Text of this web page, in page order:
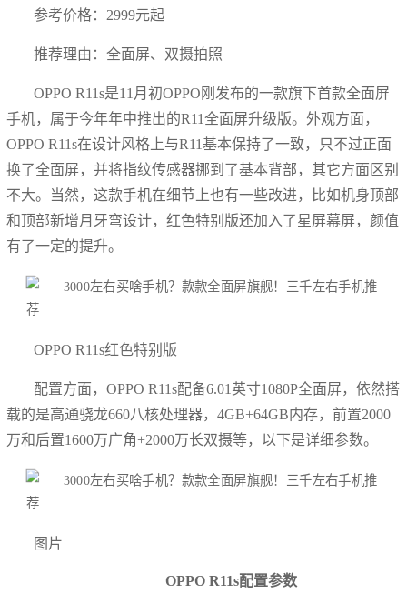
参考价格：2999元起
推荐理由：全面屏、双摄拍照
OPPO R11s是11月初OPPO刚发布的一款旗下首款全面屏
手机，属于今年年中推出的R11全面屏升级版。外观方面，
OPPO R11s在设计风格上与R11基本保持了一致，只不过正面
换了全面屏，并将指纹传感器挪到了基本背部，其它方面区别
不大。当然，这款手机在细节上也有一些改进，比如机身顶部
和顶部新增月牙弯设计，红色特别版还加入了星屏幕屏，颜值
有了一定的提升。
OPPO R11s红色特别版
配置方面，OPPO R11s配备6.01英寸1080P全面屏，依然搭
载的是高通骁龙660八核处理器，4GB+64GB内存，前置2000
万和后置1600万广角+2000万长双摄等，以下是详细参数。
图片
OPPO R11s配置参数